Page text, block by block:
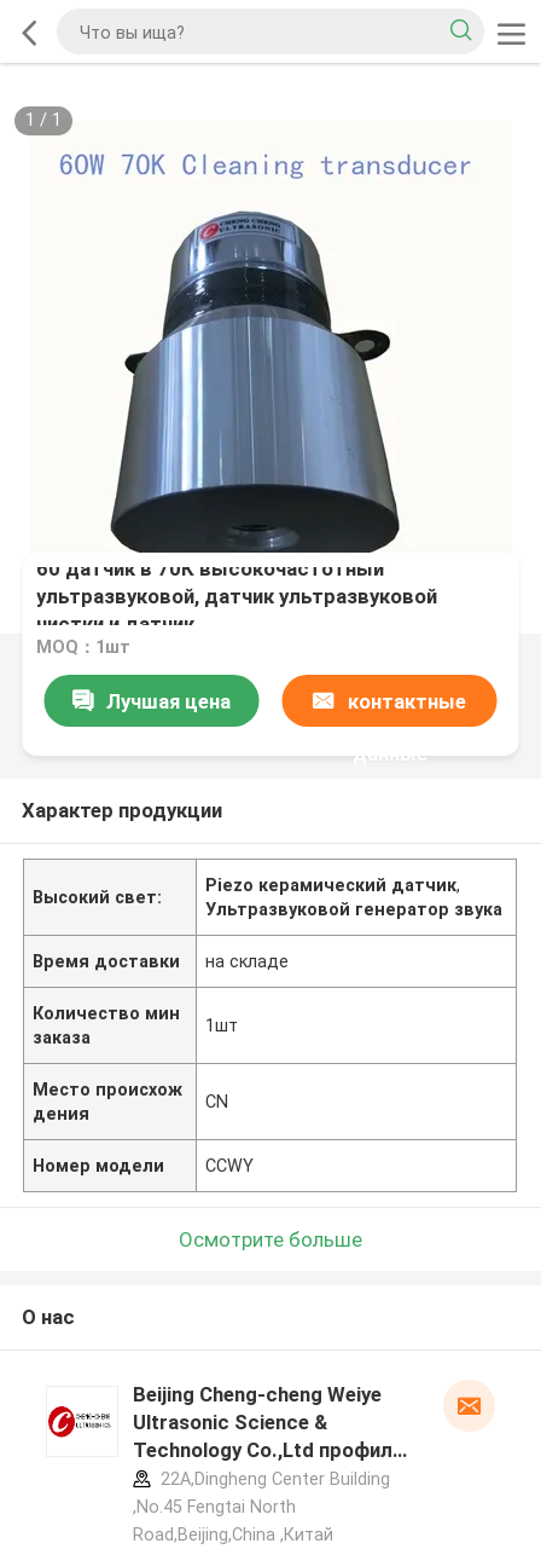
1 / 1
60 датчик в 70К высокочастотный
ультразвуковой, датчик ультразвуковой
чистки и датчик
MOQ：1шт
Лучшая цена контактные
данные
Характер продукции
Высокий свет:
Piezo керамический датчик,
Ультразвуковой генератор звука
Время доставки на складе
Количество мин
заказа
1шт
Место происхож
дения
CN
Номер модели CCWY
Осмотрите больше
О нас
Beijing Cheng-cheng Weiye
Ultrasonic Science &
Technology Co.,Ltd профиль
производителя
22A,Dingheng Center Building
,No.45 Fengtai North
Road,Beijing,China ,Китай